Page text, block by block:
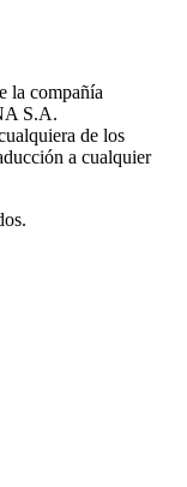
la compañía
S.A.
de los
a cualquier